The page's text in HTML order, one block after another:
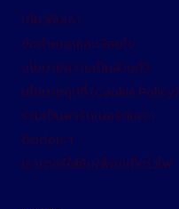
เกี่ยวกับเรา
ข้อกำหนดและเงื่อนไข
นโยบายความเป็นส่วนตัว
นโยบายคุกกี้ (Cookie Policy)
ร่วมเป็นพาร์ทเนอร์กับเรา
ติดต่อเรา
เราเตอร์ใส่ซิม/พ็อกเก็ตไวไฟ